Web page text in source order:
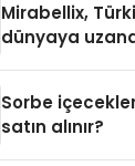
Mirabellix,
dünyaya
Sorbe
satın alınır?